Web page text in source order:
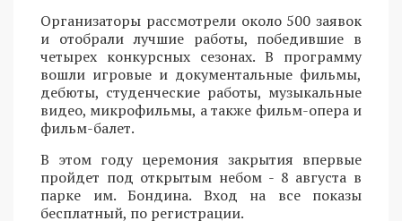
Организаторы рассмотрели около 500 заявок
и отобрали лучшие работы, победившие в
четырех конкурсных сезонах. В программу
вошли игровые и документальные фильмы,
дебюты, студенческие работы, музыкальные
видео, микрофильмы, а также фильм-опера и
фильм-балет.
В этом году церемония закрытия впервые
пройдет под открытым небом - 8 августа в
парке им. Бондина. Вход на все показы
бесплатный, по регистрации.